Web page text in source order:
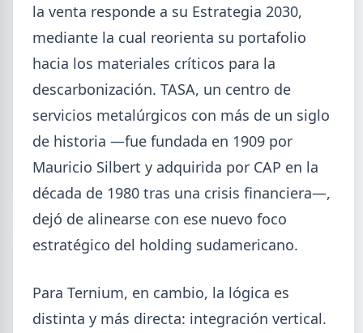
UOM 2026-08-04
Paritaria UOM agosto 2026: sin
acuerdo, siguen vigentes los
valores de abril
paritaria. Agosto se liquida con los valores de abril:
IMGR $1.036.390.
la venta responde a su Estrategia 2030,
mediante la cual reorienta su portafolio
hacia los materiales críticos para la
descarbonización. TASA, un centro de
servicios metalúrgicos con más de un siglo
de historia —fue fundada en 1909 por
Mauricio Silbert y adquirida por CAP en la
década de 1980 tras una crisis financiera—,
dejó de alinearse con ese nuevo foco
estratégico del holding sudamericano.
Para Ternium, en cambio, la lógica es
distinta y más directa: integración vertical.